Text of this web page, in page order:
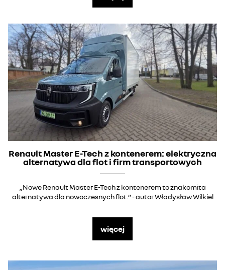
Renault Master E-Tech z kontenerem: elektryczna
alternatywa dla flot i firm transportowych
„Nowe Renault Master E-Tech z kontenerem to znakomita
alternatywa dla nowoczesnych flot.” - autor Władysław Wilkiel
więcej